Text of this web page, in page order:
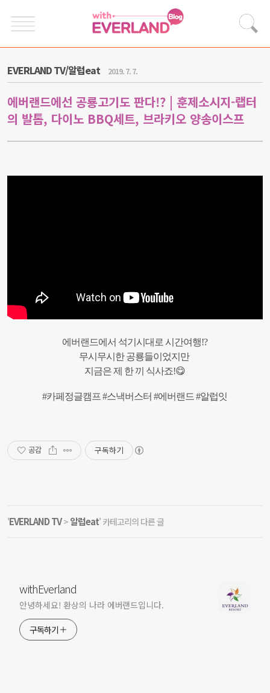
EVERLAND TV/알럽eat 2019. 7. 7.
에버랜드에선 공룡고기도 판다!? | 훈제소시지-랩터
의 발톱, 다이노 BBQ세트, 브라키오 양송이스프
에버랜드에서 석기시대로 시간여행!?
무시무시한 공룡들이었지만
지금은 제 한 끼 식사죠!😋
#카페정글캠프 #스낵버스터 #에버랜드 #알럽잇
공감 구독하기
'EVERLAND TV> 알럽eat' 카테고리의 다른 글
withEverland
안녕하세요! 환상의 나라 에버랜드입니다.
구독하기